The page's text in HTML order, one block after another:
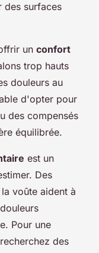
des surfaces
un confort
trop hauts
douleurs au
d'opter pour
des compensés
équilibrée.
est un
Des
voûte aident à
Pour une
des